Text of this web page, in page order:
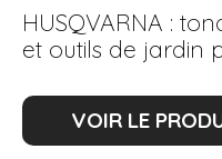
HUSQVARNA :
et outils de jardin
VOIR LE